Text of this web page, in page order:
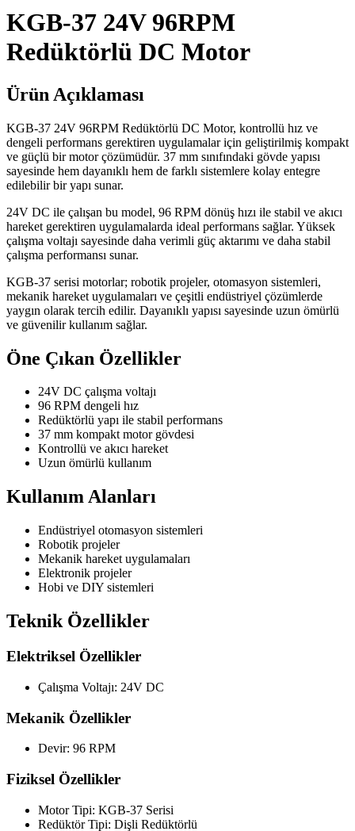
KGB-37 24V 96RPM
Redüktörlü DC Motor
Ürün Açıklaması
KGB-37 24V 96RPM Redüktörlü DC Motor, kontrollü hız ve
dengeli performans gerektiren uygulamalar için geliştirilmiş kompakt
ve güçlü bir motor çözümüdür. 37 mm sınıfındaki gövde yapısı
sayesinde hem dayanıklı hem de farklı sistemlere kolay entegre
edilebilir bir yapı sunar.
24V DC ile çalışan bu model, 96 RPM dönüş hızı ile stabil ve akıcı
hareket gerektiren uygulamalarda ideal performans sağlar. Yüksek
çalışma voltajı sayesinde daha verimli güç aktarımı ve daha stabil
çalışma performansı sunar.
KGB-37 serisi motorlar; robotik projeler, otomasyon sistemleri,
mekanik hareket uygulamaları ve çeşitli endüstriyel çözümlerde
yaygın olarak tercih edilir. Dayanıklı yapısı sayesinde uzun ömürlü
ve güvenilir kullanım sağlar.
Öne Çıkan Özellikler
24V DC çalışma voltajı
96 RPM dengeli hız
Redüktörlü yapı ile stabil performans
37 mm kompakt motor gövdesi
Kontrollü ve akıcı hareket
Uzun ömürlü kullanım
Kullanım Alanları
Endüstriyel otomasyon sistemleri
Robotik projeler
Mekanik hareket uygulamaları
Elektronik projeler
Hobi ve DIY sistemleri
Teknik Özellikler
Elektriksel Özellikler
Çalışma Voltajı: 24V DC
Mekanik Özellikler
Devir: 96 RPM
Fiziksel Özellikler
Motor Tipi: KGB-37 Serisi
Redüktör Tipi: Dişli Redüktörlü